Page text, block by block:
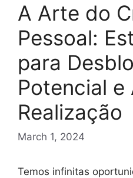
A Arte do
Pessoal:
para
Potencial e
Realização
March 1, 2024
Temos infinitas